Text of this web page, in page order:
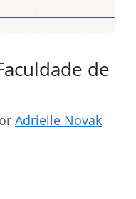
de
Adrielle Novak